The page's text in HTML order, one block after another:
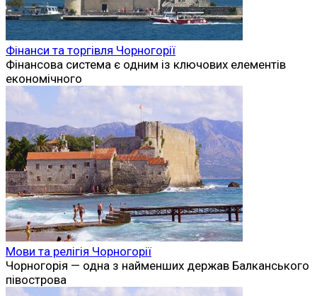
Фінанси та торгівля Чорногорії
Фінансова система є одним із ключових елементів
економічного
Мови та релігія Чорногорії
Чорногорія — одна з найменших держав Балканського
півострова